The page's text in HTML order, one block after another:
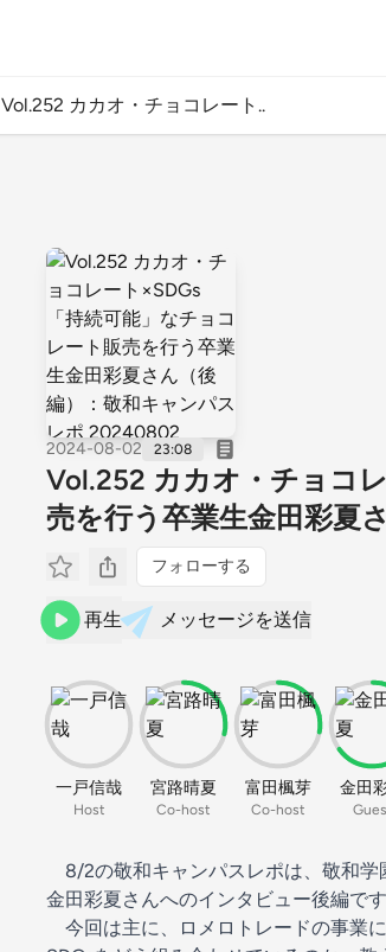
Vol.252 カカオ・チョコレート..
2024-08-02 23:08
Vol.252 カカオ・チョコ
売を行う卒業生金田彩夏
フォローする
再生 メッセージを送信
一戸信哉
Host
宮路晴夏
Co-host
富田楓芽
Co-host
金田
8/2の敬和キャンパスレポは、敬和学
金田彩夏さんへのインタビュー後編です
今回は主に、ロメロトレードの事業